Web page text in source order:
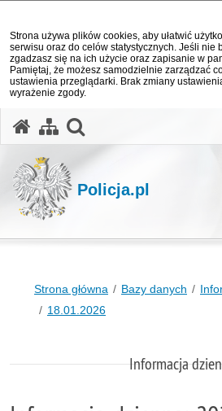
Strona używa plików cookies, aby ułatwić
serwisu oraz do celów statystycznych. Jeśli nie
zgadzasz się na ich użycie oraz zapisanie w
Pamiętaj, że możesz samodzielnie zarządzać
ustawienia przeglądarki. Brak zmiany
wyrażenie zgody.
Policja.pl
Strona główna Bazy danych
18.01.2026
Informacja